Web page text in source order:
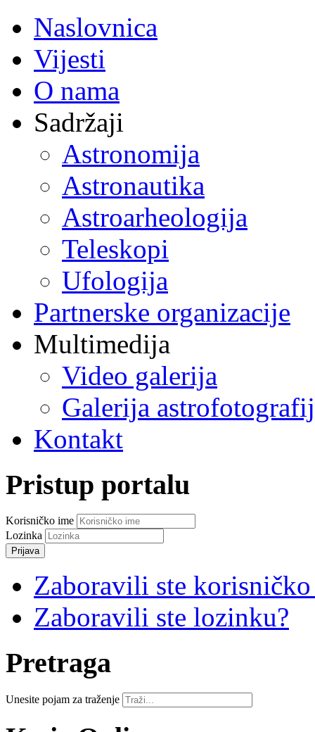
Naslovnica
Vijesti
O nama
Sadržaji
Astronomija
Astronautika
Astroarheologija
Teleskopi
Ufologija
Partnerske organizacije
Multimedija
Video galerija
Galerija
Kontakt
Pristup portalu
Korisničko ime
Lozinka
Prijava
Zaboravili ste korisničko
Zaboravili ste lozinku?
Pretraga
Unesite pojam za traženje